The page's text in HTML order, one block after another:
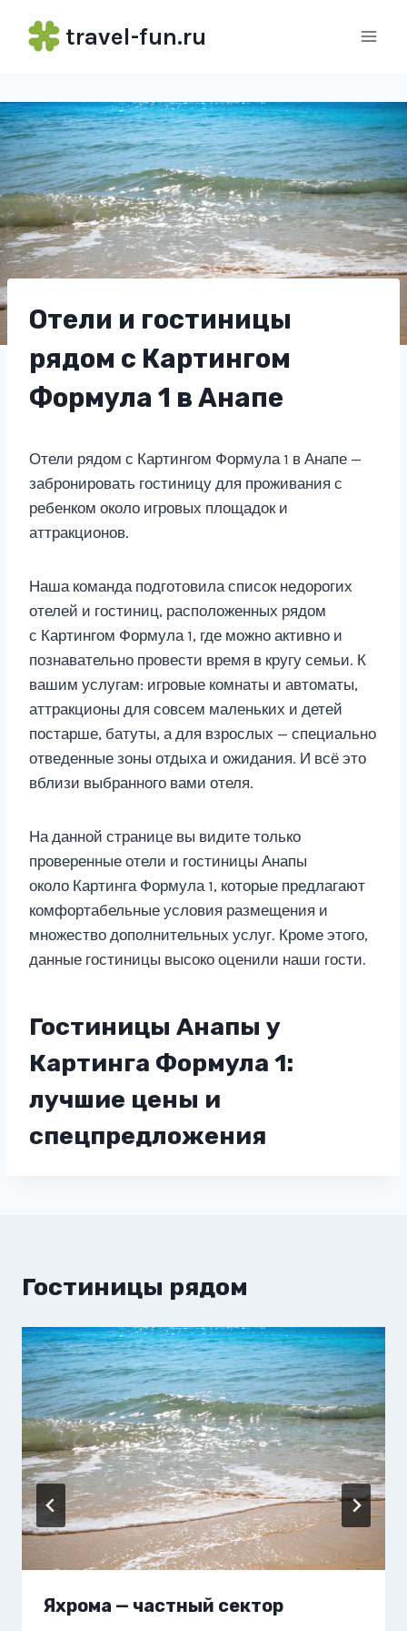
travel-fun.ru
Отели и гостиницы
рядом с Картингом
Формула 1 в Анапе
Отели рядом с Картингом Формула 1 в Анапе —
забронировать гостиницу для проживания с
ребенком около игровых площадок и
аттракционов.
Наша команда подготовила список недорогих
отелей и гостиниц, расположенных рядом
с Картингом Формула 1, где можно активно и
познавательно провести время в кругу семьи. К
вашим услугам: игровые комнаты и автоматы,
аттракционы для совсем маленьких и детей
постарше, батуты, а для взрослых — специально
отведенные зоны отдыха и ожидания. И всё это
вблизи выбранного вами отеля.
На данной странице вы видите только
проверенные отели и гостиницы Анапы
около Картинга Формула 1, которые предлагают
комфортабельные условия размещения и
множество дополнительных услуг. Кроме этого,
данные гостиницы высоко оценили наши гости.
Гостиницы Анапы у
Картинга Формула 1:
лучшие цены и
спецпредложения
Гостиницы рядом
Яхрома — частный сектор